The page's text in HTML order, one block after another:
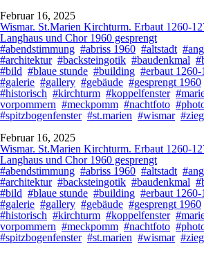
Februar 16, 2025
Wismar. St.Marien Kirchturm. Erbaut 1260-
Langhaus und Chor 1960 gesprengt
#abendstimmung #abriss 1960 #altstadt
#architektur #backsteingotik #baudenkmal
#bild #blaue stunde #building #erbaut 1260-
#galerie #gallery #gebäude #gesprengt 1960
#historisch #kirchturm #koppelfenster
vorpommern #meckpomm #nachtfoto
#spitzbogenfenster #st.marien #wismar
Februar 16, 2025
Wismar. St.Marien Kirchturm. Erbaut 1260-
Langhaus und Chor 1960 gesprengt
#abendstimmung #abriss 1960 #altstadt
#architektur #backsteingotik #baudenkmal
#bild #blaue stunde #building #erbaut 1260-
#galerie #gallery #gebäude #gesprengt 1960
#historisch #kirchturm #koppelfenster
vorpommern #meckpomm #nachtfoto
#spitzbogenfenster #st.marien #wismar